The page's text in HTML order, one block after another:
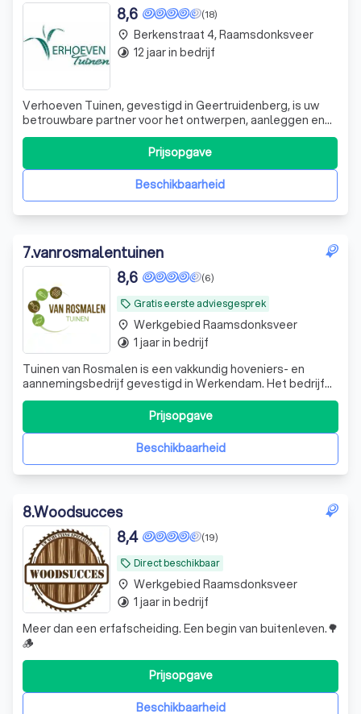
(18)
8,6
Verhoeven Tuinen, gevestigd in Geertruidenberg, is uw
betrouwbare partner voor het ontwerpen, aanleggen en
onderhouden van zowel particuliere als bedrijfstuinen.
Opgericht door een gepassioneerde hovenier, Koen
Verhoeven, die zijn liefde voor het vak al op jonge leeftijd
ontdekte. Na het behalen vanBeschikbaarheid
Prijsopgave
place Berkenstraat 4, Raamsdonksveer
timelapse 12 jaar in bedrijf
7.vanrosmalentuinen
local_offer Gratis eerste adviesgesprek
(6)
8,6
Tuinen van Rosmalen is een vakkundig hoveniers- en
aannemingsbedrijf gevestigd in Werkendam. Het bedrijf
richt zich op het compleet ontzorgen van klanten bij alles
wat met de buitenruimte te maken heeft. Van het eerste
ontwerp tot de daadwerkelijke realisatie en het
periodieke onderhoud; Tuinen van
Beschikbaarheid
Prijsopgave
place Werkgebied Raamsdonksveer
timelapse 1 jaar in bedrijf
8.Woodsucces
local_offer Direct beschikbaar
(19)
8,4
Meer dan een erfafscheiding. Een begin van buitenleven.🌳
🪵
Beschikbaarheid
Prijsopgave
place Werkgebied Raamsdonksveer
timelapse 1 jaar in bedrijf